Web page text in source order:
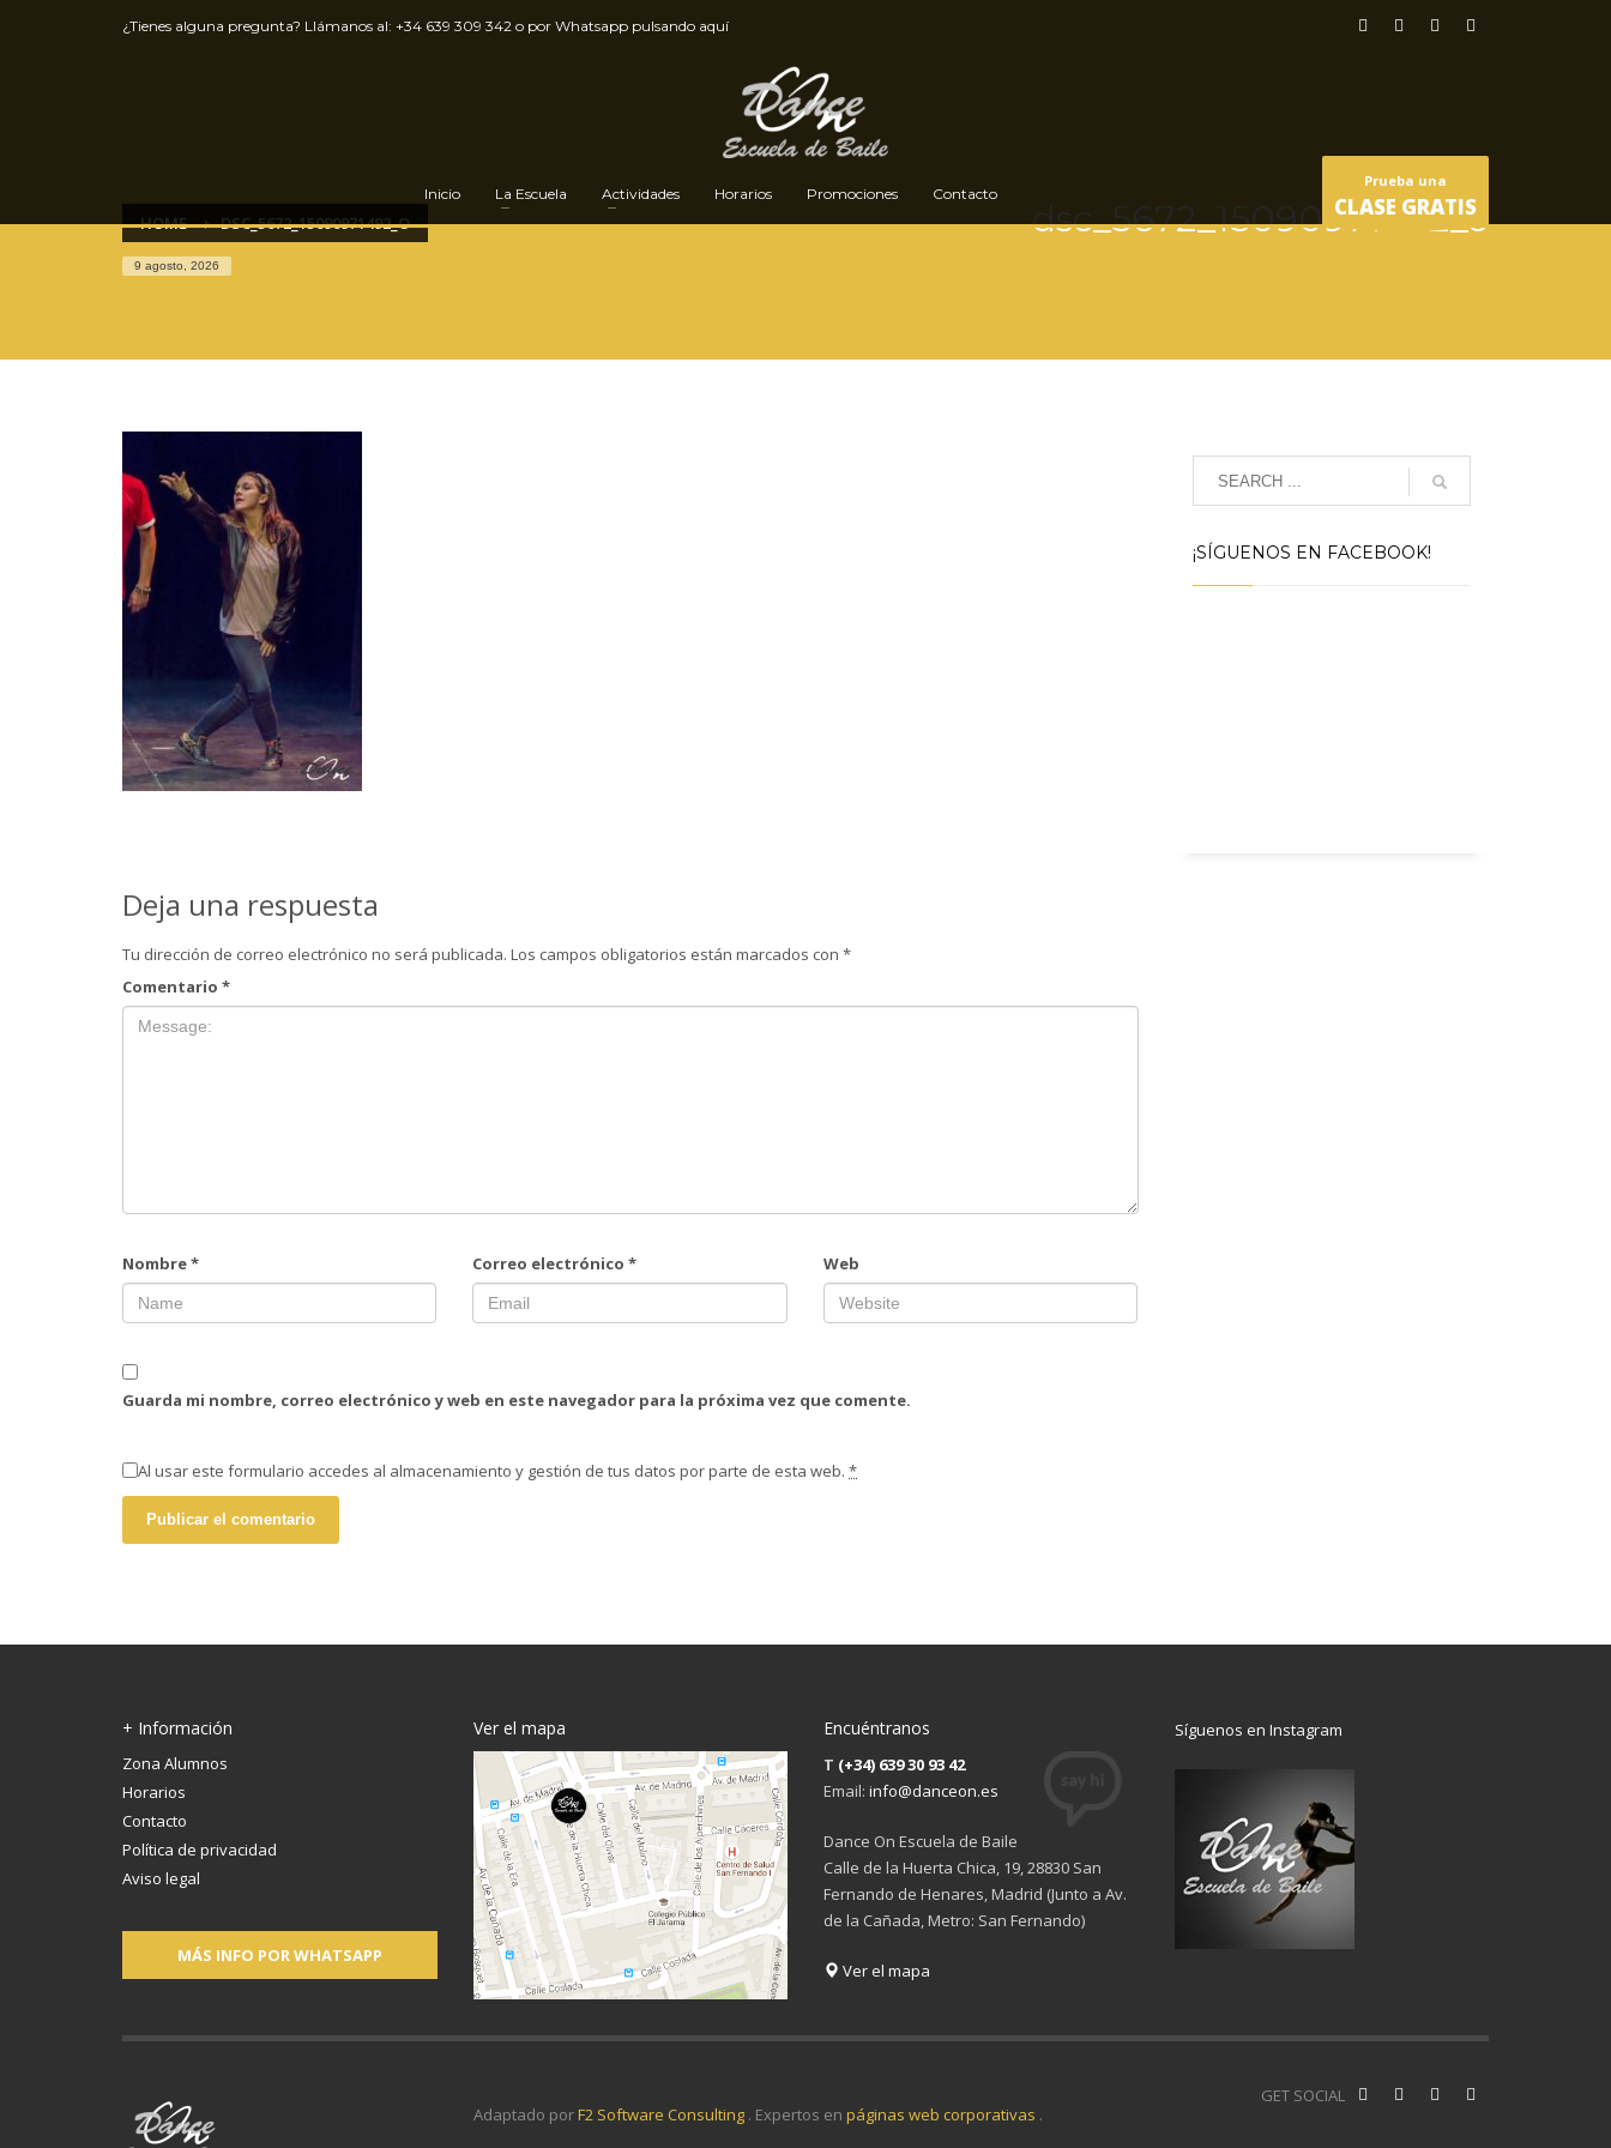
¿Tienes alguna pregunta? Llámanos al: +34 639 309 342 o por Whatsapp pulsando aquí
Inicio La Escuela Actividades Horarios Promociones Contacto
Prueba una
CLASE GRATIS
HOME DSC_5672_15090971492_O
9 agosto, 2026
dsc_5672_15090971492_o
Deja una respuesta
Tu dirección de correo electrónico no será publicada. Los campos obligatorios están marcados con *
Comentario *
Nombre* Correo electrónico* Web
Guarda mi nombre, correo electrónico y web en este navegador para la próxima vez que comente.
Al usar este formulario accedes al almacenamiento y gestión de tus datos por parte de esta web. *
¡SÍGUENOS EN FACEBOOK!
+ Información
Zona Alumnos
Horarios
Contacto
Política de privacidad
Aviso legal
MÁS INFO POR WHATSAPP
Ver el mapa Encuéntranos
T (+34) 639 30 93 42
Email: info@danceon.es
Dance On Escuela de Baile
Calle de la Huerta Chica, 19, 28830 San
Fernando de Henares, Madrid (Junto a Av.
de la Cañada, Metro: San Fernando)
Ver el mapa
Síguenos en Instagram
GET SOCIAL
Adaptado porF2 Software Consulting . Expertos en páginas web corporativas .